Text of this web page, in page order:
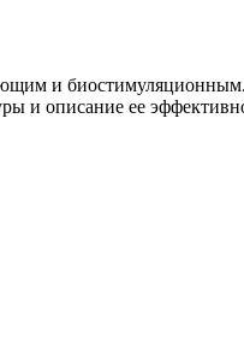
и
и описание ее